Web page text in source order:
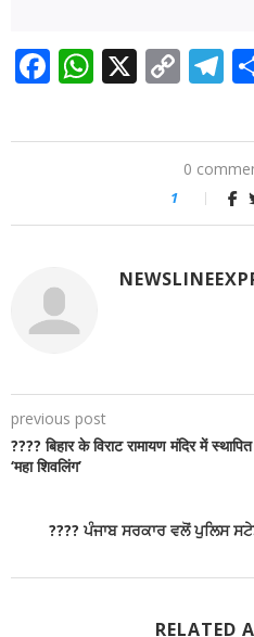
ਤੇ ਆਮ ਲੋਕਾਂ ਨੇ
ਦੀ ਕੀਤੀ ਸਫ਼ਾਈ
Facebook
X
0
1
previous post
???? बिहार के विराट रामायण मंदिर में
‘महा शिवलिंग’
???? ਪੰਜਾਬ ਸਰਕਾਰ ਵਲੋਂ ਪੁਲਿਸ
RELATED